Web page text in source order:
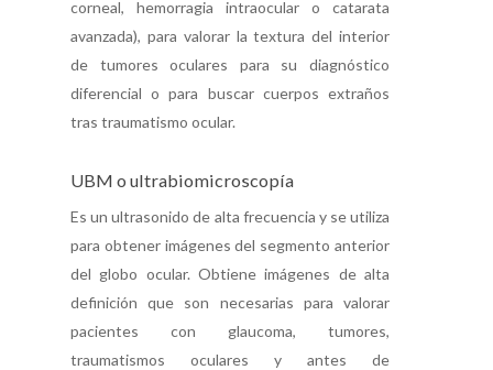
corneal, hemorragia intraocular o catarata
avanzada), para valorar la textura del interior
de tumores oculares para su diagnóstico
diferencial o para buscar cuerpos extraños
tras traumatismo ocular.
UBM o ultrabiomicroscopía
Es un ultrasonido de alta frecuencia y se utiliza
para obtener imágenes del segmento anterior
del globo ocular. Obtiene imágenes de alta
definición que son necesarias para valorar
pacientes con glaucoma, tumores,
traumatismos oculares y antes de